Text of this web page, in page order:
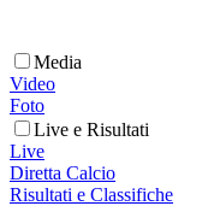
Media
Video
Foto
Live e Risultati
Live
Diretta Calcio
Risultati e Classifiche